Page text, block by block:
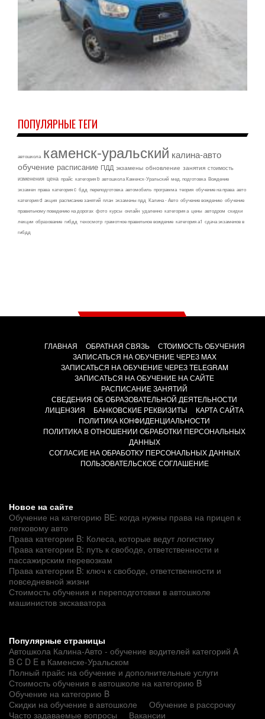
ПОПУЛЯРНЫЕ ТЕГИ
автошкола каменск-уральский калина-авто
обучение расписание ПДД экзамены обновление занятия стоимость
изменения цена прайс категория b автошкола Каменск-Уральский мед. подготовка Вождение
экзамен права категория c бдд переподготовка автомобиль программа теория обучение на права авто
категория d акция расписание занятий план экзамены пдд Калина - Авто обучение вождению обучение
правильному поведению на дорогах фото курсы онлайн удаленно категория а цены автодром скидки
лекции образование гибдд техосмотр грамотное правильное вождение категория а1 сдача экзаменов в
гибдд
ГЛАВНАЯ ОБРАТНАЯ СВЯЗЬ
СТОИМОСТЬ ОБУЧЕНИЯ
ЗАПИСАТЬСЯ НА ОБУЧЕНИЕ ЧЕРЕЗ MAX
ЗАПИСАТЬСЯ НА ОБУЧЕНИЕ ЧЕРЕЗ TELEGRAM
ЗАПИСАТЬСЯ НА ОБУЧЕНИЕ НА САЙТЕ
РАСПИСАНИЕ ЗАНЯТИЙ
СВЕДЕНИЯ ОБ ОБРАЗОВАТЕЛЬНОЙ ДЕЯТЕЛЬНОСТИ
ЛИЦЕНЗИЯ
БАНКОВСКИЕ РЕКВИЗИТЫ
КАРТА САЙТА
ПОЛИТИКА КОНФИДЕНЦИАЛЬНОСТИ
ПОЛИТИКА В ОТНОШЕНИИ ОБРАБОТКИ ПЕРСОНАЛЬНЫХ
ДАННЫХ
СОГЛАСИЕ НА ОБРАБОТКУ ПЕРСОНАЛЬНЫХ ДАННЫХ
ПОЛЬЗОВАТЕЛЬСКОЕ СОГЛАШЕНИЕ
Новое на сайте
Обучение на категорию BE: когда нужны права на прицеп к
легковому авто
Права категории B: Колеса, которые ведут логистику
Права категории B: путь к свободе, ответственности и
пассажирским перевозкам
Права категории B: ключ к свободе, ответственности и
повседневной жизни
Стоимость обучения и переподготовки в автошколе
машинистов экскаватора
Популярные страницы
Автошкола Калина-Авто - обучение водителей категорий A
B C D E в Каменске-Уральском
Полный прайс на обучение и дополнительные услуги
Стоимость обучения в автошколе на категорию B
Обучение на категорию B
Скидки на обучение в автошколе
Обучение в рассрочку
Часто задаваемые вопросы
Вакансии